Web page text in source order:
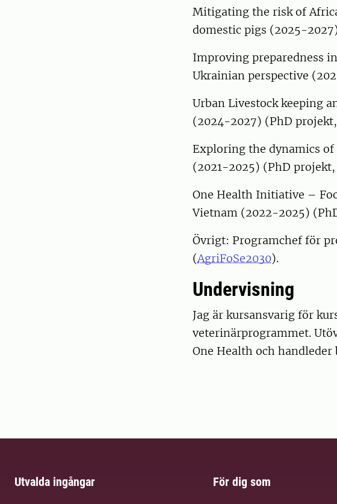
Mitigating the risk of
domestic pigs (2025-
Improving preparedness
Ukrainian perspective
Urban Livestock keeping
(2024-2027) (PhD
Exploring the dynamics
(2021-2025) (PhD
One Health Initiative –
Vietnam (2022-2025)
Övrigt: Programchef för
(AgriFoSe2030).
Undervisning
Jag är kursansvarig för
veterinärprogrammet.
One Health och
Utvalda ingångar För dig som